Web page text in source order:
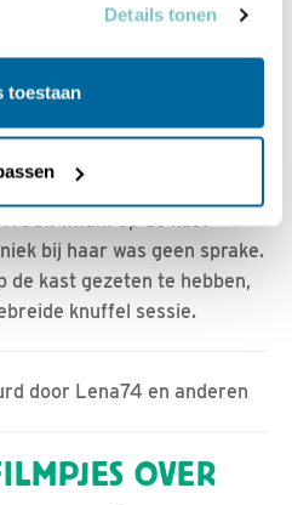
Details tonen
toestaan
op 19 maart 2022, 10:56 |
man opeens erg onrustig; er
te bevinden wat zijn
kwam op de kast
bij haar was geen sprake.
de kast gezeten te hebben,
knuffel sessie.
door Lena74 en anderen
OVER